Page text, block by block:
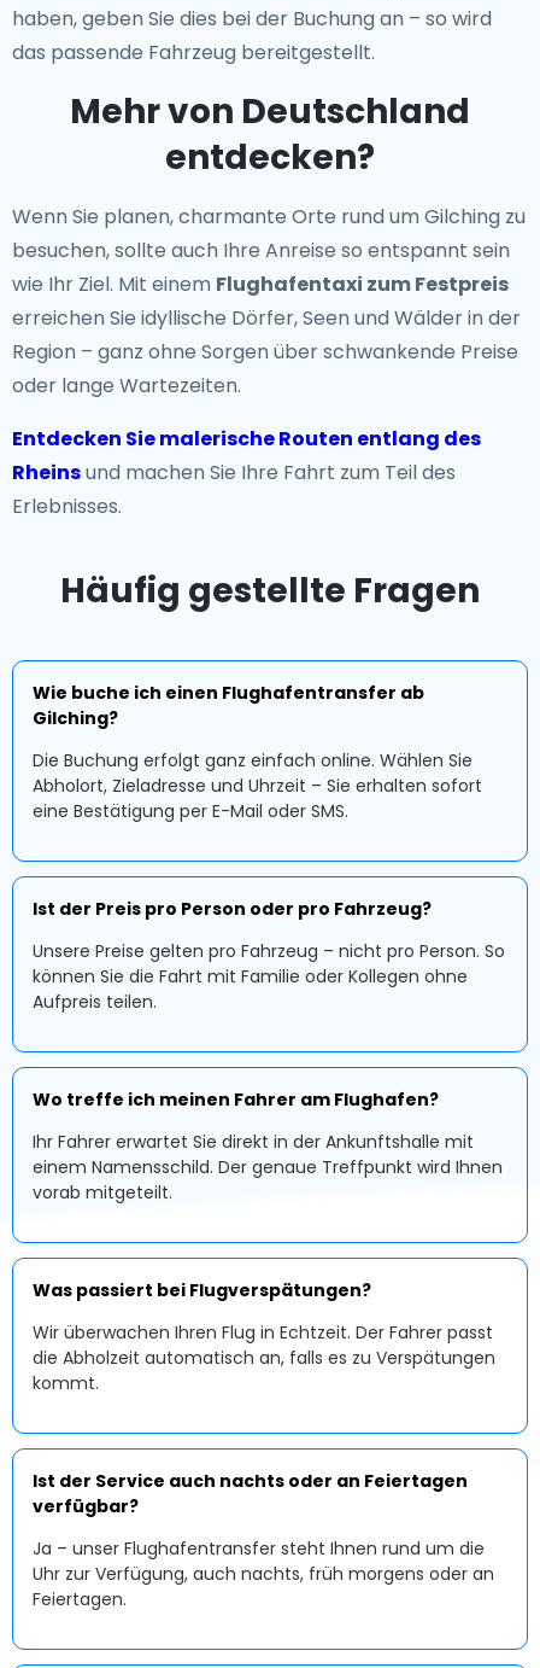
haben, geben Sie dies bei der Buchung an – so wird
das passende Fahrzeug bereitgestellt.
Mehr von Deutschland
entdecken?
Wenn Sie planen, charmante Orte rund um Gilching zu
besuchen, sollte auch Ihre Anreise so entspannt sein
wie Ihr Ziel. Mit einem Flughafentaxi zum Festpreis
erreichen Sie idyllische Dörfer, Seen und Wälder in der
Region – ganz ohne Sorgen über schwankende Preise
oder lange Wartezeiten.
Entdecken Sie malerische Routen entlang des
Rheinsund machen Sie Ihre Fahrt zum Teil des
Erlebnisses.
Häufig gestellte Fragen
Wie buche ich einen Flughafentransfer ab
Gilching?
Die Buchung erfolgt ganz einfach online. Wählen Sie
Abholort, Zieladresse und Uhrzeit – Sie erhalten sofort
eine Bestätigung per E-Mail oder SMS.
Ist der Preis pro Person oder pro Fahrzeug?
Unsere Preise gelten pro Fahrzeug – nicht pro Person. So
können Sie die Fahrt mit Familie oder Kollegen ohne
Aufpreis teilen.
Wo treffe ich meinen Fahrer am Flughafen?
Ihr Fahrer erwartet Sie direkt in der Ankunftshalle mit
einem Namensschild. Der genaue Treffpunkt wird Ihnen
vorab mitgeteilt.
Was passiert bei Flugverspätungen?
Wir überwachen Ihren Flug in Echtzeit. Der Fahrer passt
die Abholzeit automatisch an, falls es zu Verspätungen
kommt.
Ist der Service auch nachts oder an Feiertagen
verfügbar?
Ja – unser Flughafentransfer steht Ihnen rund um die
Uhr zur Verfügung, auch nachts, früh morgens oder an
Feiertagen.